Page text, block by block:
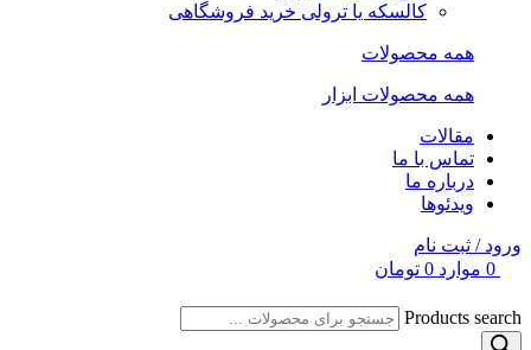
کالسکه یا ترولی خرید فروشگاهی
همه محصولات
همه محصولات ابزار
مقالات
تماس با ما
درباره ما
ویدئوها
ورود / ثبت نام
0 موارد 0 تومان
Products search